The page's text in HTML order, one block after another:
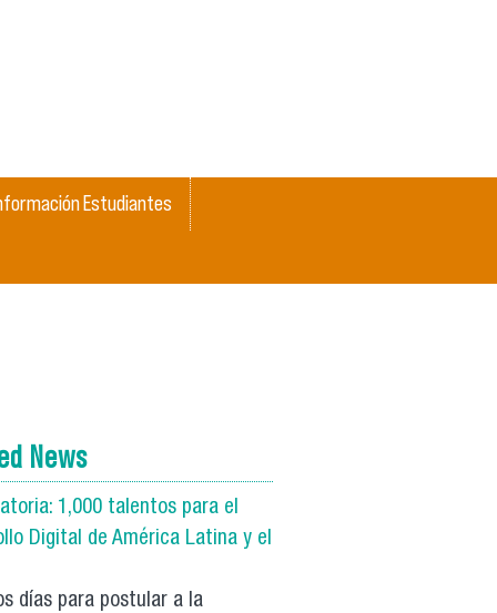
Estudiantes
News
1,000 talentos para el
Digital de América Latina y el
días para postular a la